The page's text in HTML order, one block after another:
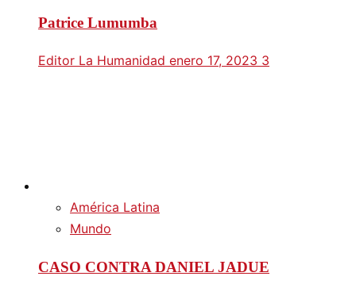
Patrice Lumumba
Editor La Humanidad enero 17, 2023 3
América Latina
Mundo
CASO CONTRA DANIEL JADUE